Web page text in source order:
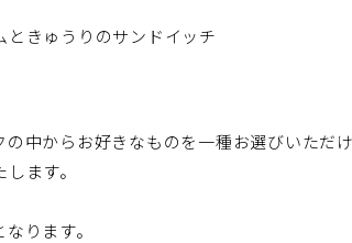
きゅうりのサンドイッチ
中からお好きなものを一種お選びいただ
ます。
ります。